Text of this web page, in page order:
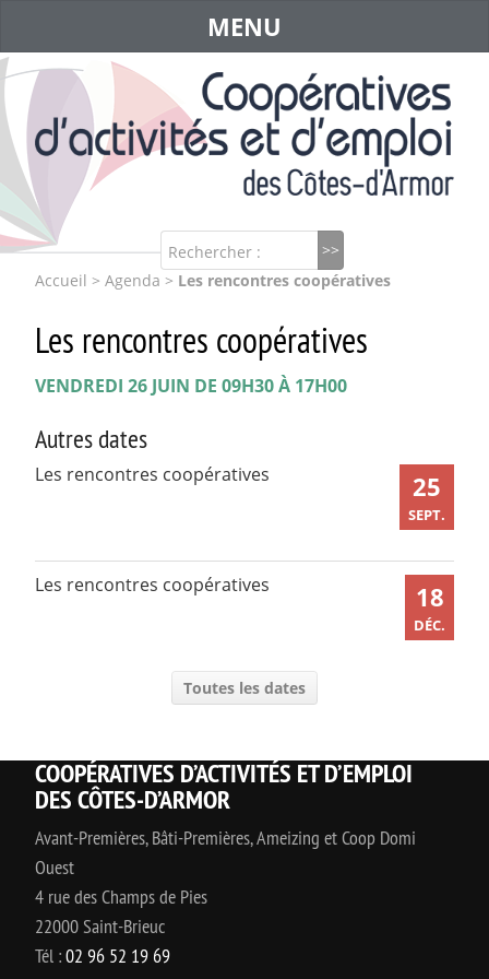
Rechercher :
MENU
Accueil > Agenda > Les rencontres coopératives
Les rencontres coopératives
VENDREDI 26 JUIN DE 09H30 À 17H00
Autres dates
25
SEPT.
Les rencontres coopératives
18
DÉC.
Les rencontres coopératives
Toutes les dates
COOPÉRATIVES D’ACTIVITÉS ET D’EMPLOI
DES CÔTES-D’ARMOR
Avant-Premières, Bâti-Premières, Ameizing et Coop Domi
Ouest
4 rue des Champs de Pies
22000 Saint-Brieuc
Tél :02 96 52 19 69